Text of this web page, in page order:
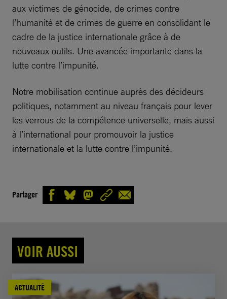
aux victimes de génocide, de crimes contre
l’humanité et de crimes de guerre en consolidant le
cadre de la justice internationale grâce à de
nouveaux outils. Une avancée importante dans la
lutte contre l’impunité.
Notre mobilisation continue auprès des décideurs
politiques, notamment au niveau français pour lever
les verrous de la compétence universelle, mais aussi
à l’international pour promouvoir la justice
internationale et la lutte contre l’impunité.
Partager
VOIR AUSSI
ACTUALITÉ